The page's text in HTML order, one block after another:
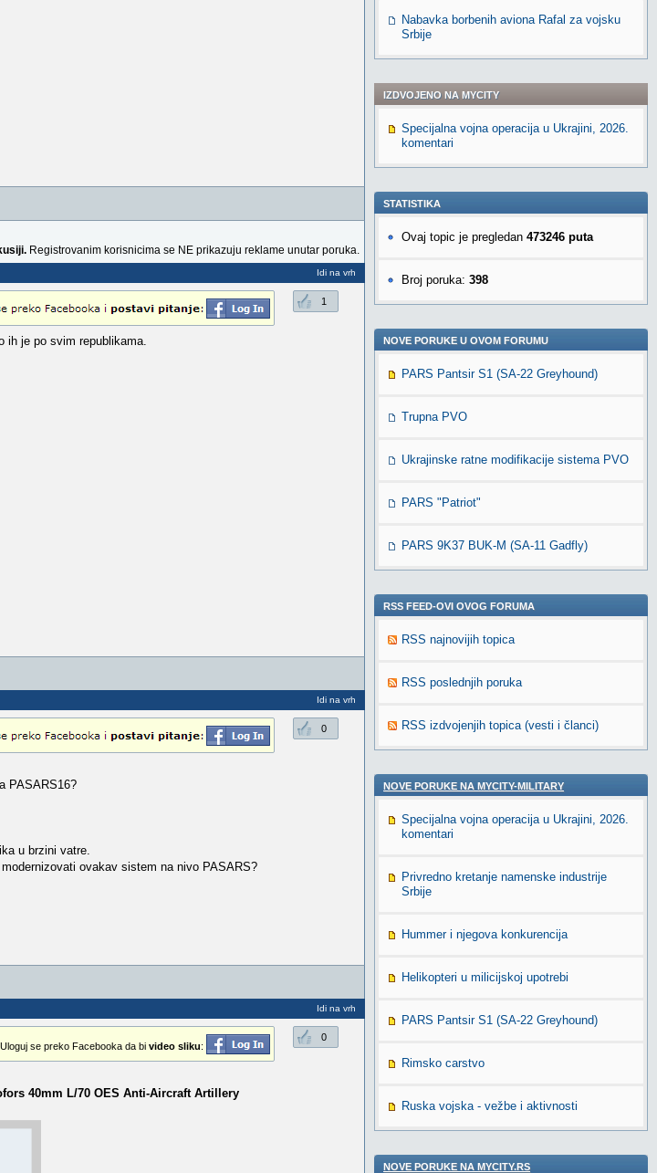
Registrovanim korisnicima se NE prikazuju reklame unutar poruka.
Idi na vrh
1
ih je po svim republikama.
Idi na vrh
0
PASARS16?
u brzini vatre.
ovakav sistem na nivo PASARS?
Idi na vrh
0
Uloguj se preko Facebooka da bi video sliku:
40mm L/70 OES Anti-Aircraft Artillery
Nabavka borbenih aviona Rafal za vojsku
Srbije
IZDVOJENO NA MYCITY
Specijalna vojna operacija u Ukrajini, 2026.
komentari
STATISTIKA
Ovaj topic je pregledan 473246 puta
Broj poruka: 398
NOVE PORUKE U OVOM FORUMU
PARS Pantsir S1 (SA-22 Greyhound)
Trupna PVO
Ukrajinske ratne modifikacije sistema PVO
PARS "Patriot"
PARS 9K37 BUK-M (SA-11 Gadfly)
RSS FEED-OVI OVOG FORUMA
RSS najnovijih topica
RSS poslednjih poruka
RSS izdvojenjih topica (vesti i članci)
NOVE PORUKE NA MYCITY-MILITARY
Specijalna vojna operacija u Ukrajini, 2026.
komentari
Privredno kretanje namenske industrije
Srbije
Hummer i njegova konkurencija
Helikopteri u milicijskoj upotrebi
PARS Pantsir S1 (SA-22 Greyhound)
Rimsko carstvo
Ruska vojska - vežbe i aktivnosti
NOVE PORUKE NA MYCITY.RS